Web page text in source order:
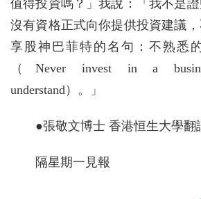
值得投資嗎？」我說：「我不是證
沒有資格正式向你提供投資建議
享股神巴菲特的名句：不熟悉
（Never invest in a
understand）。」
●張敬文博士 香港恒生大學翻
隔星期一見報